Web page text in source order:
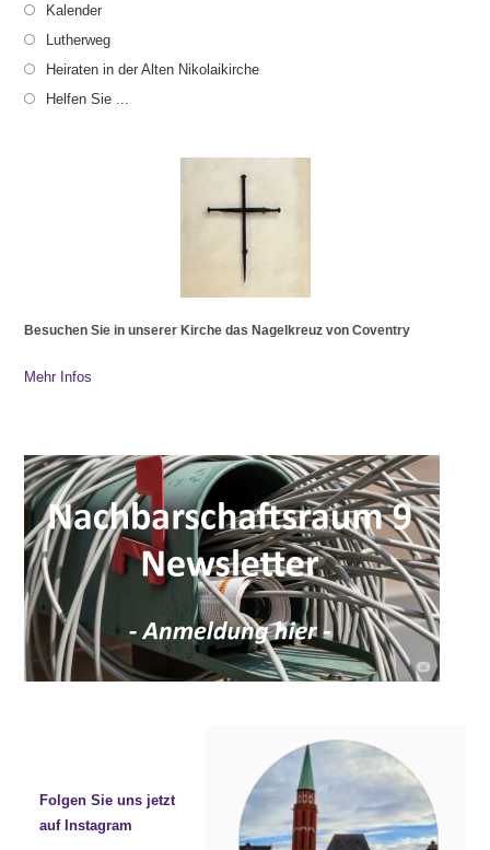
Kalender
Lutherweg
Heiraten in der Alten Nikolaikirche
Helfen Sie ...
Besuchen Sie in unserer Kirche das Nagelkreuz von Coventry
Mehr Infos
Folgen Sie uns jetzt
auf Instagram